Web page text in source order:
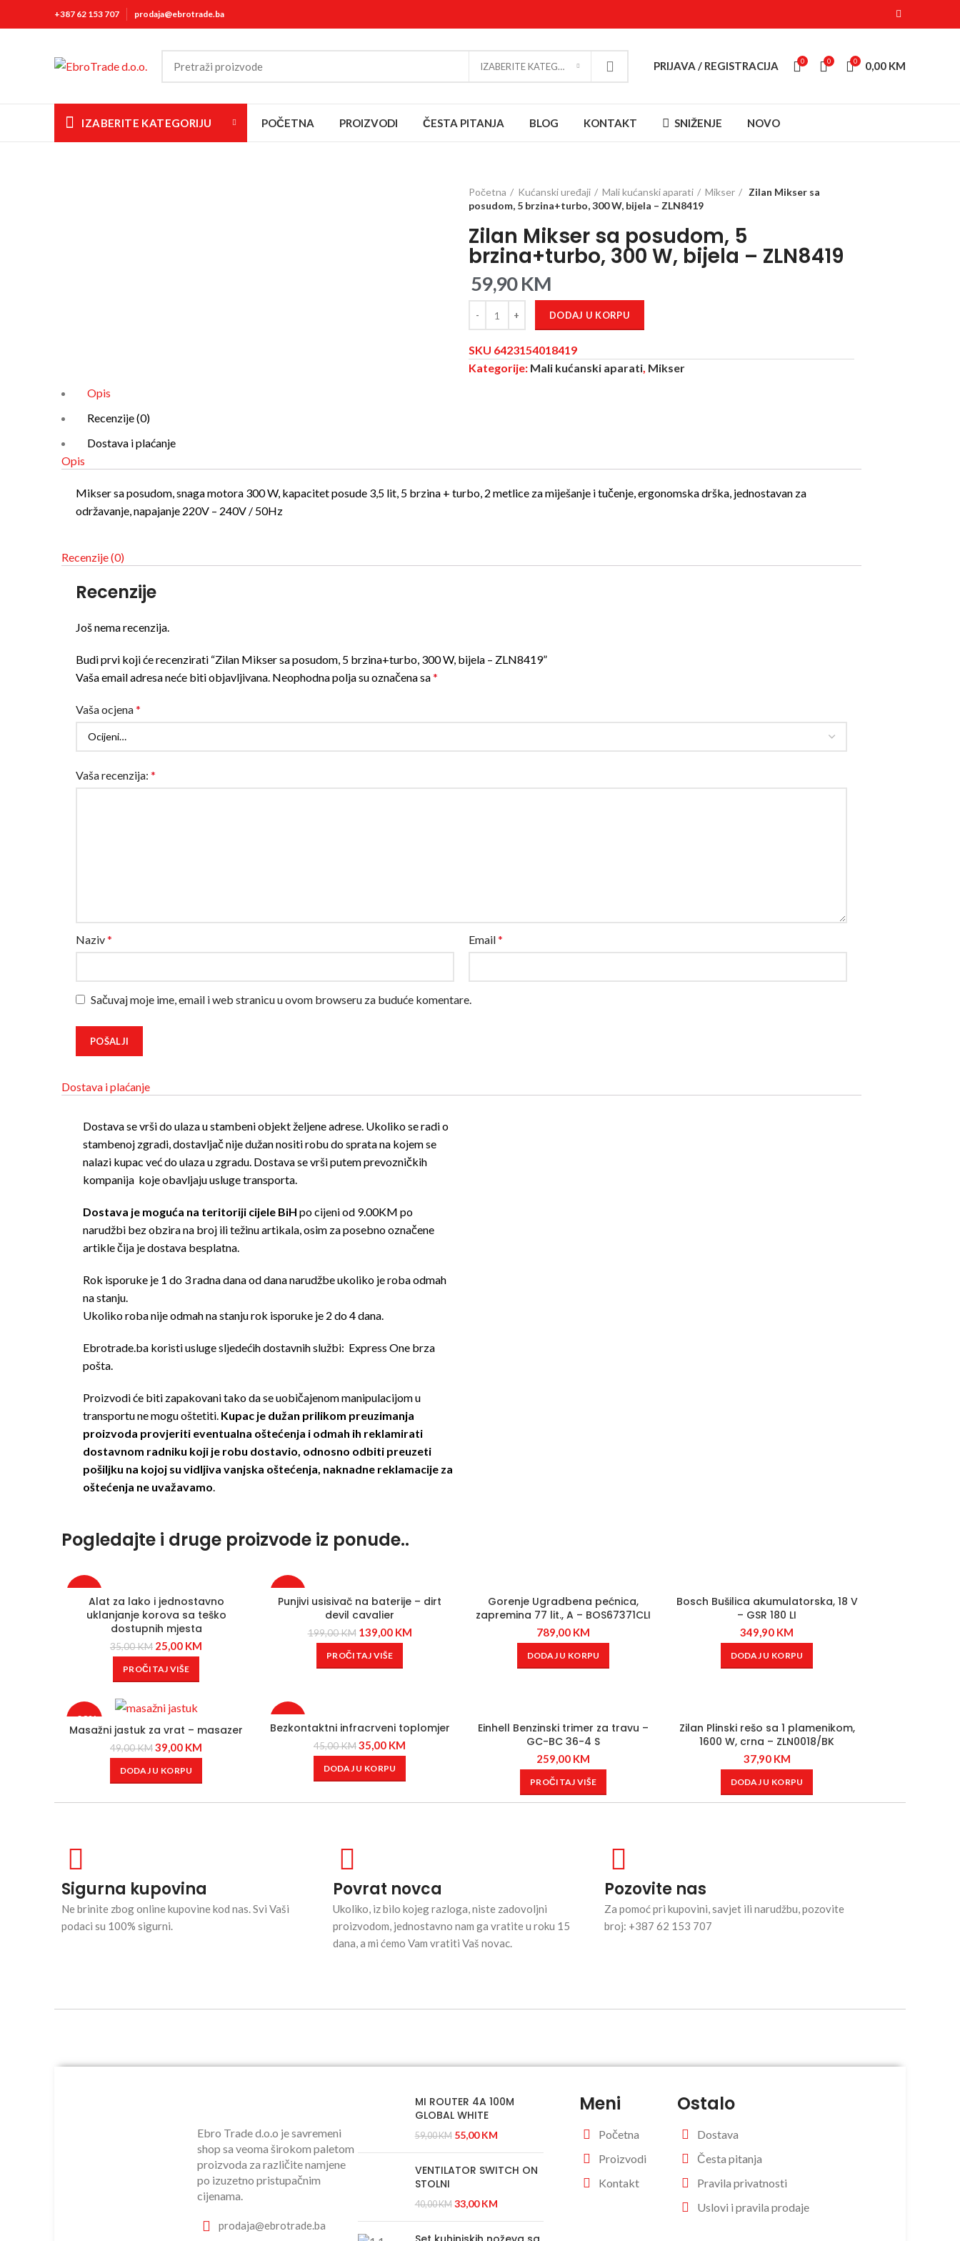
+387 62 153 707 prodaja@ebrotrade.ba
IZABERITE KATEGORIJU PRIJAVA / REGISTRACIJA 0 0 0 0,00 KM
IZABERITE KATEGORIJU POČETNA PROIZVODI ČESTA PITANJA BLOG KONTAKT SNIŽENJE NOVO
Početna Kućanski uređaji Mali kućanski aparati Mikser
Zilan Mikser sa
posudom, 5 brzina+turbo, 300 W, bijela – ZLN8419
Zilan Mikser sa posudom, 5
brzina+turbo, 300 W, bijela – ZLN8419
59,90KM
DODAJ U KORPU
SKU 6423154018419
Kategorije: Mali kućanski aparati, Mikser
Opis
Recenzije (0)
Dostava i plaćanje
Opis
Mikser sa posudom, snaga motora 300 W, kapacitet posude 3,5 lit, 5 brzina + turbo, 2 metlice za miješanje i tučenje, ergonomska drška, jednostavan za
održavanje, napajanje 220V – 240V / 50Hz
Recenzije (0)
Recenzije
Još nema recenzija.
Budi prvi koji će recenzirati “Zilan Mikser sa posudom, 5 brzina+turbo, 300 W, bijela – ZLN8419”
Vaša email adresa neće biti objavljivana. Neophodna polja su označena sa*
Vaša ocjena*
Vaša recenzija: *
Naziv* Email*
Sačuvaj moje ime, email i web stranicu u ovom browseru za buduće komentare.
Dostava i plaćanje
Dostava se vrši do ulaza u stambeni objekt željene adrese. Ukoliko se radi o
stambenoj zgradi, dostavljač nije dužan nositi robu do sprata na kojem se
nalazi kupac već do ulaza u zgradu. Dostava se vrši putem prevozničkih
kompanija koje obavljaju usluge transporta.
Dostava je moguća na teritoriji cijele BiH po cijeni od 9.00KM po
narudžbi bez obzira na broj ili težinu artikala, osim za posebno označene
artikle čija je dostava besplatna.
Rok isporuke je 1 do 3 radna dana od dana narudžbe ukoliko je roba odmah
na stanju.
Ukoliko roba nije odmah na stanju rok isporuke je 2 do 4 dana.
Ebrotrade.ba koristi usluge sljedećih dostavnih službi: Express One brza
pošta.
Proizvodi će biti zapakovani tako da se uobičajenom manipulacijom u
transportu ne mogu oštetiti. Kupac je dužan prilikom preuzimanja
proizvoda provjeriti eventualna oštećenja i odmah ih reklamirati
dostavnom radniku koji je robu dostavio, odnosno odbiti preuzeti
pošiljku na kojoj su vidljiva vanjska oštećenja, naknadne reklamacije za
oštećenja ne uvažavamo.
Pogledajte i druge proizvode iz ponude..
Alat za lako i jednostavno
uklanjanje korova sa teško
dostupnih mjesta
35,00KM 25,00 KM
PROČITAJ VIŠE
Punjivi usisivač na baterije – dirt
devil cavalier
199,00KM 139,00 KM
PROČITAJ VIŠE
Gorenje Ugradbena pećnica,
zapremina 77 lit., A – BOS67371CLI
789,00 KM
DODAJ U KORPU
Bosch Bušilica akumulatorska, 18 V
– GSR 180 LI
349,90 KM
DODAJ U KORPU
-20%
Masažni jastuk za vrat – masazer
49,00KM39,00 KM
DODAJ U KORPU
Bezkontaktni infracrveni toplomjer
45,00KM35,00 KM
DODAJ U KORPU
Einhell Benzinski trimer za travu –
GC-BC 36-4 S
259,00 KM
PROČITAJ VIŠE
Zilan Plinski rešo sa 1 plamenikom,
1600 W, crna – ZLN0018/BK
37,90 KM
DODAJ U KORPU
Sigurna kupovina
Ne brinite zbog online kupovine kod nas. Svi Vaši
podaci su 100% sigurni.
Povrat novca
Ukoliko, iz bilo kojeg razloga, niste zadovoljni
proizvodom, jednostavno nam ga vratite u roku 15
dana, a mi ćemo Vam vratiti Vaš novac.
Pozovite nas
Za pomoć pri kupovini, savjet ili narudžbu, pozovite
broj: +387 62 153 707
Ebro Trade d.o.o je savremeni
shop sa veoma širokom paletom
proizvoda za različite namjene
po izuzetno pristupačnim
cijenama.
prodaja@ebrotrade.ba
MI ROUTER 4A 100M
GLOBAL WHITE
59,00KM 55,00KM
VENTILATOR SWITCH ON
STOLNI
40,00KM 33,00KM
Meni
Početna
Proizvodi
Kontakt
Ostalo
Dostava
Česta pitanja
Pravila privatnosti
Uslovi i pravila prodaje